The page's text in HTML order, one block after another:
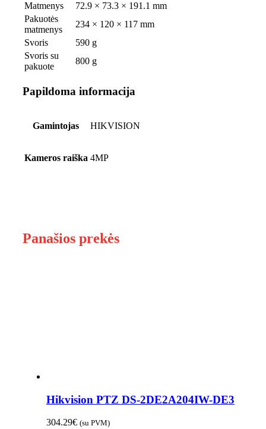
Matmenys
72.9 × 73.3 × 191.1 mm
Pakuotės
matmenys
234 × 120 × 117 mm
Svoris
590 g
Svoris su
pakuote
800 g
Papildoma informacija
Gamintojas HIKVISION
Kameros raiška 4MP
Panašios prekės
Hikvision PTZ DS-2DE2A204IW-DE3
304.29€ (su PVM)